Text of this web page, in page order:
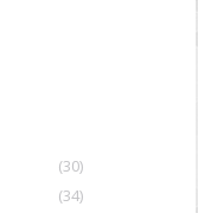
(30)
(34)